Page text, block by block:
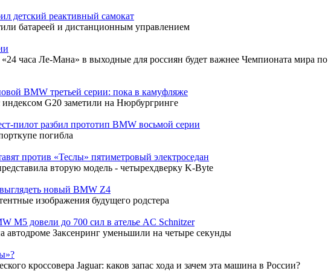
детский реактивный самокат
батареей и дистанционным управлением
часа Ле-Мана» в выходные для россиян будет важнее Чемпионата мира по
BMW третьей серии: пока в камуфляже
G20 заметили на Нюрбургринге
пилот разбил прототип BMW восьмой серии
погибла
против «Теслы» пятиметровый электроседан
вторую модель - четырехдверку K-Byte
новый BMW Z4
изображения будущего родстера
M5 довели до 700 сил в ателье AC Schnitzer
автодроме Заксенринг уменьшили на четыре секунды
кроссовера Jaguar: каков запас хода и зачем эта машина в России?